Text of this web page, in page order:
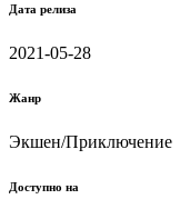
Дата релиза
2021-05-28
Жанр
Экшен/Приключение
Доступно на